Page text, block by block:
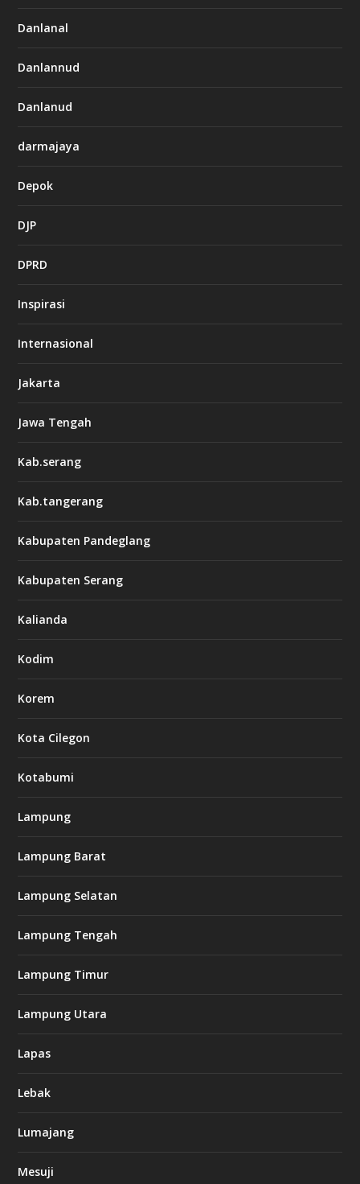
Danlanal
Danlannud
Danlanud
darmajaya
Depok
DJP
DPRD
Inspirasi
Internasional
Jakarta
Jawa Tengah
Kab.serang
Kab.tangerang
Kabupaten Pandeglang
Kabupaten Serang
Kalianda
Kodim
Korem
Kota Cilegon
Kotabumi
Lampung
Lampung Barat
Lampung Selatan
Lampung Tengah
Lampung Timur
Lampung Utara
Lapas
Lebak
Lumajang
Mesuji